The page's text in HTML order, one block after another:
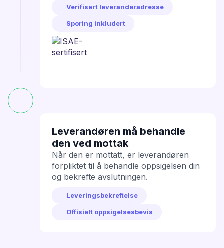
Verifisert leverandøradresse
Sporing inkludert
Leverandøren må behandle
den ved mottak
Når den er mottatt, er leverandøren
forpliktet til å behandle oppsigelsen din
og bekrefte avslutningen.
Leveringsbekreftelse
Offisielt oppsigelsesbevis